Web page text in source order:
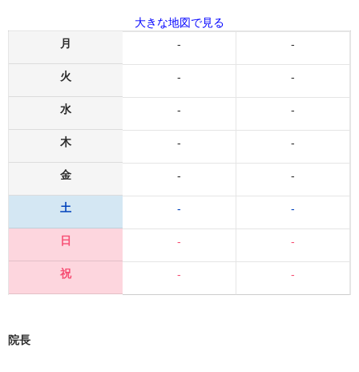
大きな地図で見る
月
火
水
木
金
土
日
祝
-
-
-
-
-
-
-
-
-
-
-
-
-
-
-
-
院長